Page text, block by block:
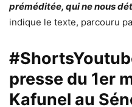
préméditée, qui ne nous
indique le texte, parcouru
presse du 1er
Kafunel au